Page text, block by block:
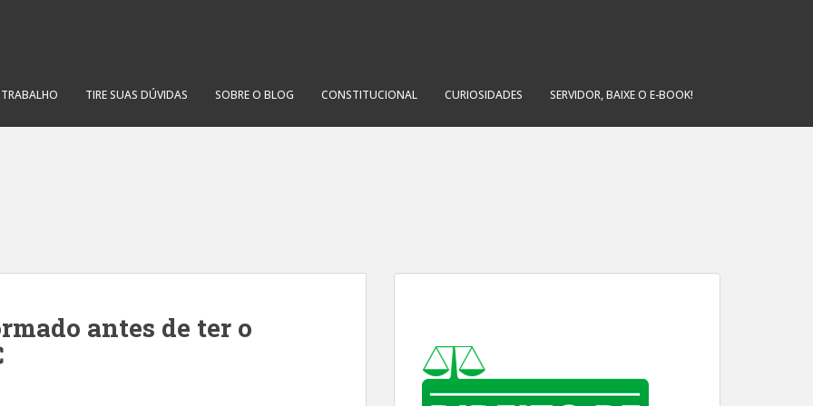
TIRE SUAS DÚVIDAS SOBRE O BLOG CONSTITUCIONAL CURIOSIDADES SERVIDOR, BAIXE O E-BOOK!
antes de ter o